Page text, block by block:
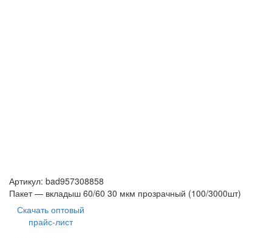
Артикул: bad957308858
Пакет — вкладыш 60/60 30 мкм прозрачный (100/3000шт)
Скачать оптовый
прайс-лист